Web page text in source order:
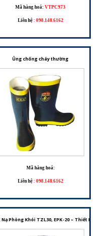
Mã hàng hoá: VTPC973
Liên hệ : 098.148.6162
Cho Công Tác PCCC Và Môi Trường
Ủng chống cháy thường
Mã hàng hoá:
Liên hệ : 098.148.6162
Và Thoát Hiểm Ban Đầu
Nạ Phòng Khói TZL30, EPK-20 – Thiết Bị